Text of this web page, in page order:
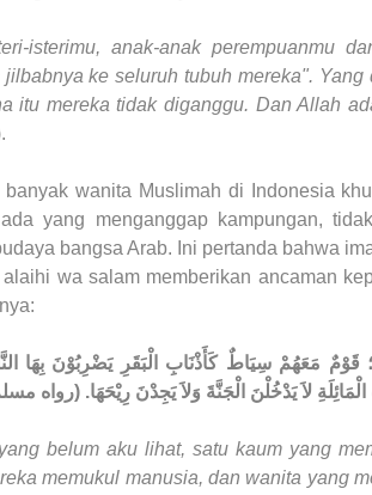
isterimu, anak-anak perempuanmu
ke seluruh tubuh mereka". Yang
itu mereka tidak diganggu. Dan Allah
wanita Muslimah di Indonesia
yang menganggap kampungan,
bangsa Arab. Ini pertanda bahwa
wa salam memberikan ancaman
قَوْمٌ مَعَهُمْ سِيَاطٌ كَأَذْنَابِ الْبَقَرِ يَضْرِبُوْنَ بِهَا
لاَ يَدْخُلْنَ الْجَنَّةَ وَلاَ يَجِدْنَ رِيْحَهَا. (رواه
belum aku lihat, satu kaum yang
memukul manusia, dan wanita yang